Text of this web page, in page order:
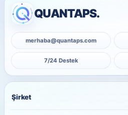
QUANTAPS.
merhaba@quantaps.com
7/24 Destek
Şirket